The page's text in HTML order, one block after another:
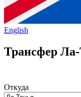
English
Трансфер
Откуда